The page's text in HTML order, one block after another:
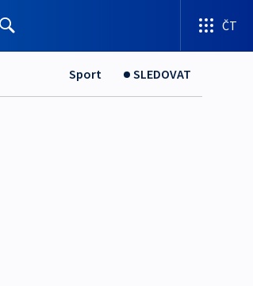
ČT
Sport SLEDOVAT